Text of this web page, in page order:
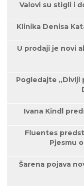
Valovi su stigli i
Klinika Denisa
U prodaji je novi
Pogledajte „Divlji
Ivana Kindl
Fluentes
Pjesmu
Šarena pojava